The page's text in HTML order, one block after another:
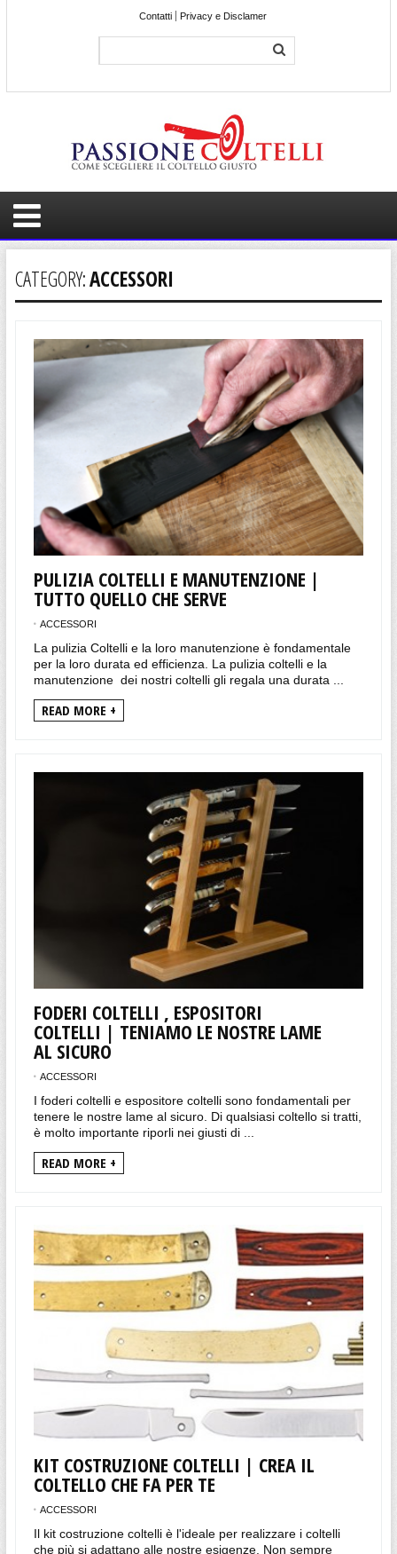
Contatti Privacy e Disclamer
CATEGORY:ACCESSORI
PULIZIA COLTELLI E MANUTENZIONE |
TUTTO QUELLO CHE SERVE
ACCESSORI
La pulizia Coltelli e la loro manutenzione è fondamentale
per la loro durata ed efficienza. La pulizia coltelli e la
manutenzione dei nostri coltelli gli regala una durata ...
READ MORE +
FODERI COLTELLI , ESPOSITORI
COLTELLI | TENIAMO LE NOSTRE LAME
AL SICURO
ACCESSORI
I foderi coltelli e espositore coltelli sono fondamentali per
tenere le nostre lame al sicuro. Di qualsiasi coltello si tratti,
è molto importante riporli nei giusti di ...
READ MORE +
KIT COSTRUZIONE COLTELLI | CREA IL
COLTELLO CHE FA PER TE
ACCESSORI
Il kit costruzione coltelli è l'ideale per realizzare i coltelli
che più si adattano alle nostre esigenze. Non sempre